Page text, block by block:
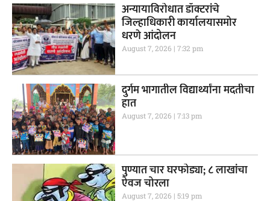
अन्यायाविरोधात डॉक्टरांचे
जिल्हाधिकारी कार्यालयासमोर
धरणे आंदोलन
August 7, 2026 7:32 pm
दुर्गम भागातील विद्यार्थ्यांना मदतीचा
हात
August 7, 2026 7:13 pm
पुण्यात चार घरफोड्या; ८ लाखांचा
ऐवज चोरला
August 7, 2026 5:19 pm